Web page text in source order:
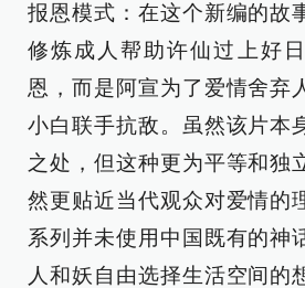
报恩模式：在这个新编的故
修炼成人帮助许仙过上好
恩，而是阿宣为了爱情舍弃
小白联手抗敌。虽然该片本
之处，但这种更为平等和独
然更贴近当代观众对爱情的
系列并未使用中国既有的神
人和妖自由选择生活空间的